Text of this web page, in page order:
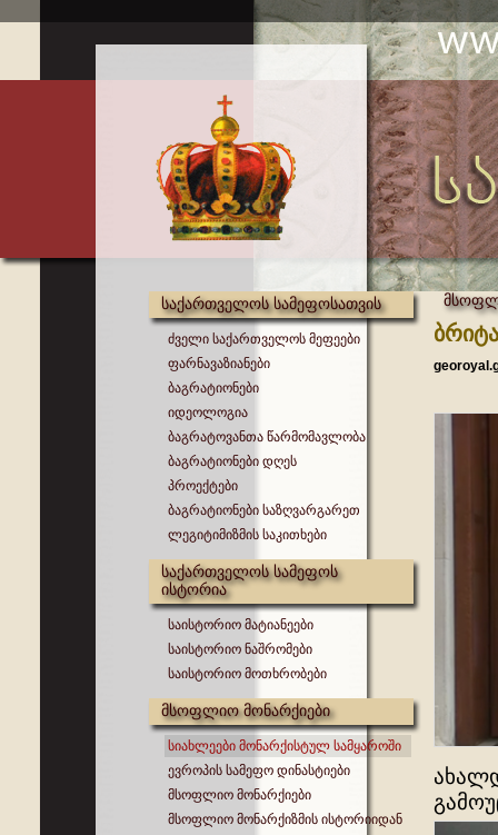
საქართველოს სამეფოსათვის
ძველი საქართველოს მეფეები
ფარნავაზიანები
ბაგრატიონები
იდეოლოგია
ბაგრატოვანთა წარმომავლობა
ბაგრატიონები დღეს
პროექტები
ბაგრატიონები საზღვარგარეთ
ლეგიტიმიზმის საკითხები
საქართველოს სამეფოს
ისტორია
საისტორიო მატიანეები
საისტორიო ნაშრომები
საისტორიო მოთხრობები
მსოფლიო მონარქიები
სიახლეები მონარქისტულ სამყაროში
ევროპის სამეფო დინასტიები
მსოფლიო მონარქიები
მსოფლიო მონარქიზმის ისტორიიდან